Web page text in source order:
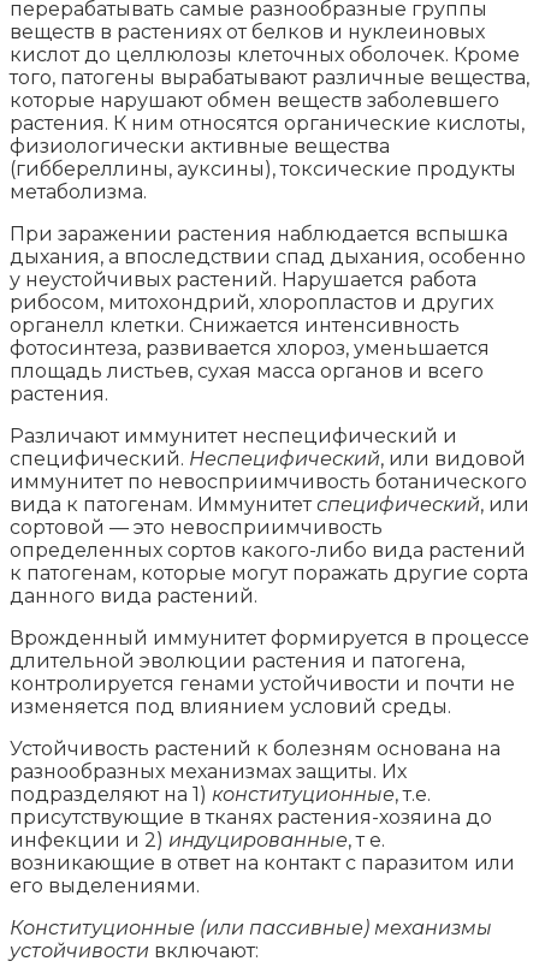
перерабатывать самые разнообразные группы
веществ в растениях от белков и нуклеиновых
кислот до целлюлозы клеточных оболочек. Кроме
того, патогены вырабатывают различные вещества,
которые нарушают обмен веществ заболевшего
растения. К ним относятся органические кислоты,
физиологически активные вещества
(гиббереллины, ауксины), токсические продукты
метаболизма.
При заражении растения наблюдается вспышка
дыхания, а впоследствии спад дыхания, особенно
у неустойчивых растений. Нарушается работа
рибосом, митохондрий, хлоропластов и других
органелл клетки. Снижается интенсивность
фотосинтеза, развивается хлороз, уменьшается
площадь листьев, сухая масса органов и всего
растения.
Различают иммунитет неспецифический и
специфический. Неспецифический, или видовой
иммунитет по невосприимчивость ботанического
вида к патогенам. Иммунитетспецифический, или
сортовой — это невосприимчивость
определенных сортов какого-либо вида растений
к патогенам, которые могут поражать другие сорта
данного вида растений.
Врожденный иммунитет формируется в процессе
длительной эволюции растения и патогена,
контролируется генами устойчивости и почти не
изменяется под влиянием условий среды.
Устойчивость растений к болезням основана на
разнообразных механизмах защиты. Их
подразделяют на 1) конституционные, т.е.
присутствующие в тканях растения-хозяина до
инфекции и 2) индуцированные, т е.
возникающие в ответ на контакт с паразитом или
его выделениями.
Конституционные (или пассивные) механизмы
устойчивости включают: